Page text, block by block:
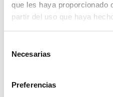
que les haya proporcionado
partir del uso que haya
Necesarias
Preferencias